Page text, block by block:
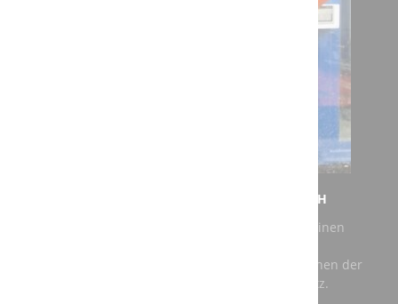
NEUER AUFTRAG FÜR DIE A3T ENGINEERING GMBH
Bei unserem jüngsten Auftrag geht es darum, für einen
modernisieren. Als Roboter kommen dabei Maschinen der
renommierten Hersteller Kuka und ABB zum Einsatz.